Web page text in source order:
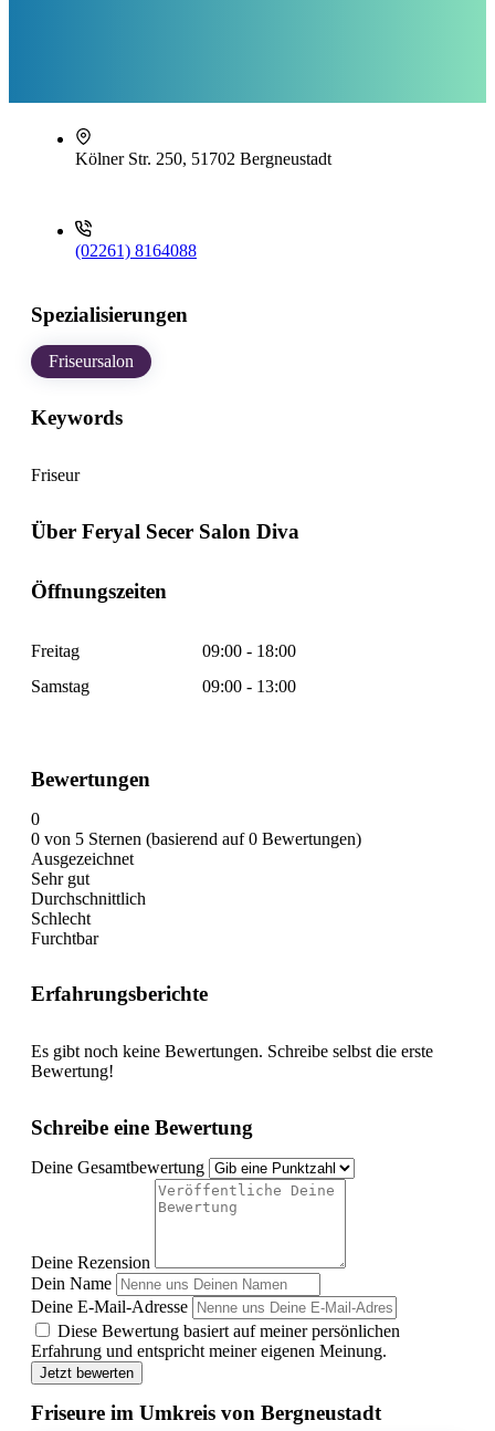
Kölner Str. 250, 51702 Bergneustadt
(02261) 8164088
Spezialisierungen
Friseursalon
Keywords
Friseur
Über Feryal Secer Salon Diva
Öffnungszeiten
Freitag
09:00 - 18:00
Samstag
09:00 - 13:00
Bewertungen
0
0 von 5 Sternen (basierend auf 0 Bewertungen)
Ausgezeichnet
Sehr gut
Durchschnittlich
Schlecht
Furchtbar
Erfahrungsberichte
Es gibt noch keine Bewertungen. Schreibe selbst die erste
Bewertung!
Schreibe eine Bewertung
Deine Gesamtbewertung
Deine Rezension
Dein Name
Deine E-Mail-Adresse
Diese Bewertung basiert auf meiner persönlichen
Erfahrung und entspricht meiner eigenen Meinung.
Jetzt bewerten
Friseure im Umkreis von Bergneustadt